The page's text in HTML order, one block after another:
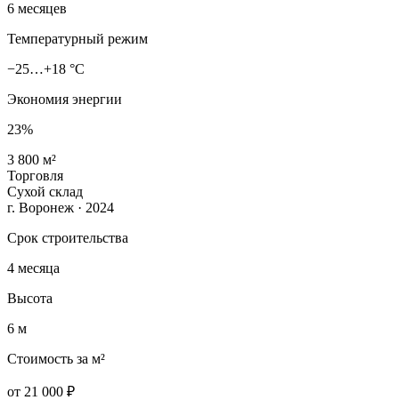
6 месяцев
Температурный режим
−25…+18 °C
Экономия энергии
23%
3 800 м²
Торговля
Сухой склад
г. Воронеж · 2024
Срок строительства
4 месяца
Высота
6 м
Стоимость за м²
от 21 000 ₽